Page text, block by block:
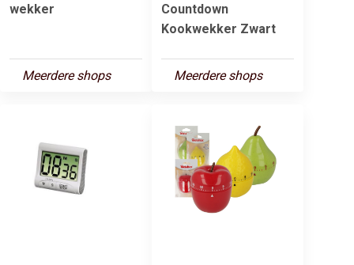
wekker
Meerdere shops
Countdown
Kookwekker Zwart
Meerdere shops